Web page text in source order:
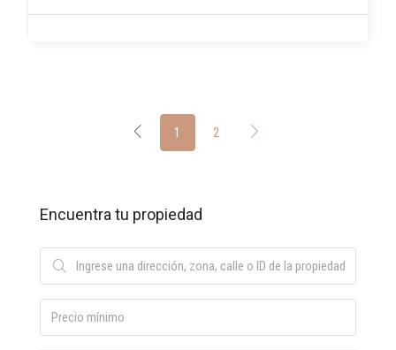
1 2
Encuentra tu propiedad